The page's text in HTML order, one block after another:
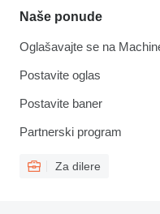
Naše ponude
Oglašavajte se na
Postavite oglas
Postavite baner
Partnerski program
Za dilere